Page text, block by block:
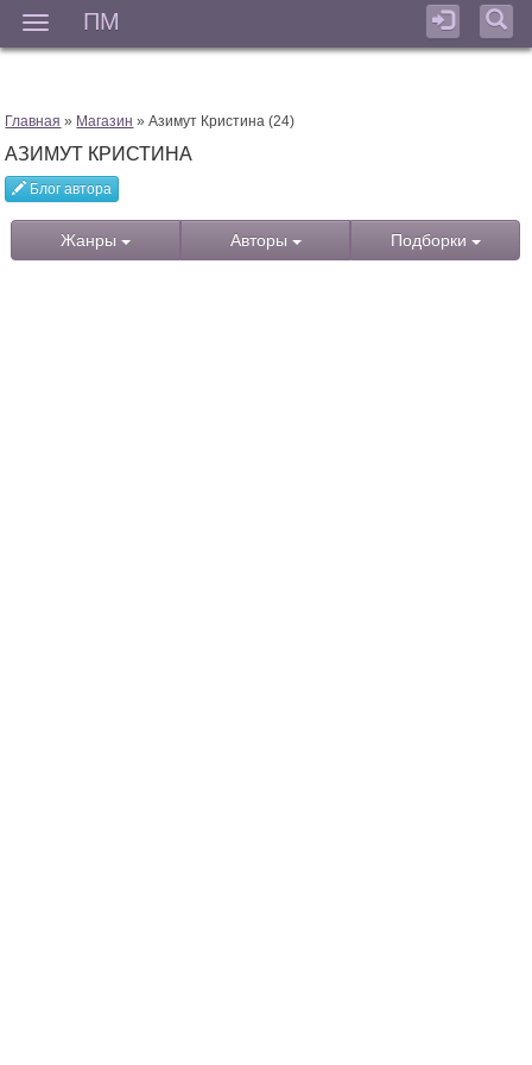
ПМ
Главная » Магазин » Азимут Кристина (24)
АЗИМУТ КРИСТИНА
Блог автора
Жанры Авторы Подборки